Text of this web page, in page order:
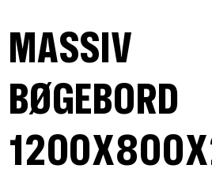
MASSIV
BØGEBORD